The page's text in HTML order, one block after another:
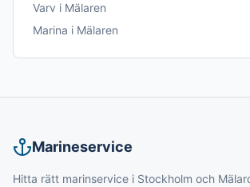
Varv i Mälaren
Marina i Mälaren
Marineservice
Hitta rätt marinservice i Stockholm och